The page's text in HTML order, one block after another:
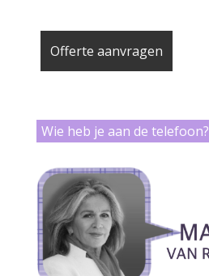
Wie heb je aan de telefoon?